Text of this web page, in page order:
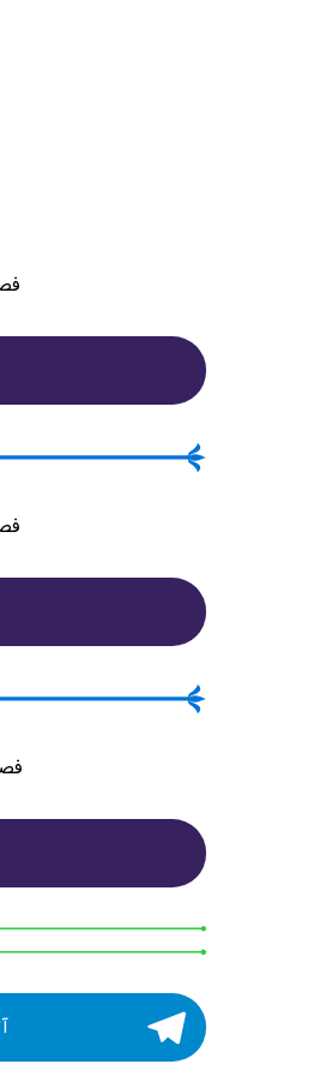
فصل